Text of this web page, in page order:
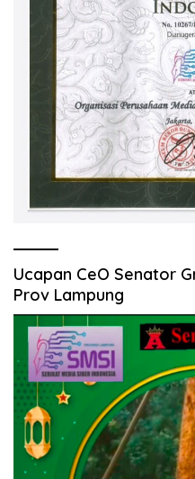
Ucapan CeO Senator
Prov Lampung